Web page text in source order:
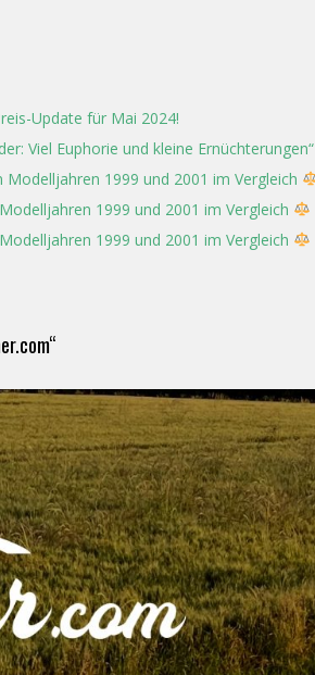
Update für Mai 2024!
Viel Euphorie und kleine Ernüchterungen“
1999 und 2001 im Vergleich
1999 und 2001 im Vergleich
1999 und 2001 im Vergleich